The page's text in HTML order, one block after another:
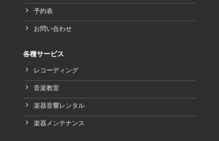
予約表
お問い合わせ
各種サービス
レコーディング
音楽教室
楽器音響レンタル
楽器メンテナンス